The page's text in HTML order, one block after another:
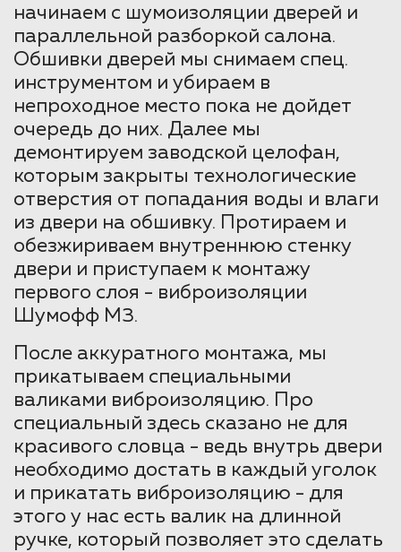
начинаем с шумоизоляции дверей и
параллельной разборкой салона.
Обшивки дверей мы снимаем спец.
инструментом и убираем в
непроходное место пока не дойдет
очередь до них. Далее мы
демонтируем заводской целофан,
которым закрыты технологические
отверстия от попадания воды и влаги
из двери на обшивку. Протираем и
обезжириваем внутреннюю стенку
двери и приступаем к монтажу
первого слоя - виброизоляции
Шумофф М3.
После аккуратного монтажа, мы
прикатываем специальными
валиками виброизоляцию. Про
специальный здесь сказано не для
красивого словца - ведь внутрь двери
необходимо достать в каждый уголок
и прикатать виброизоляцию - для
этого у нас есть валик на длинной
ручке, который позволяет это сделать